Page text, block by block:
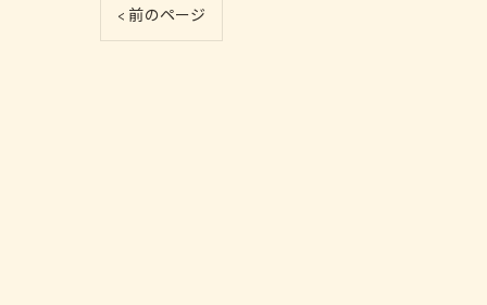
< 前のページ